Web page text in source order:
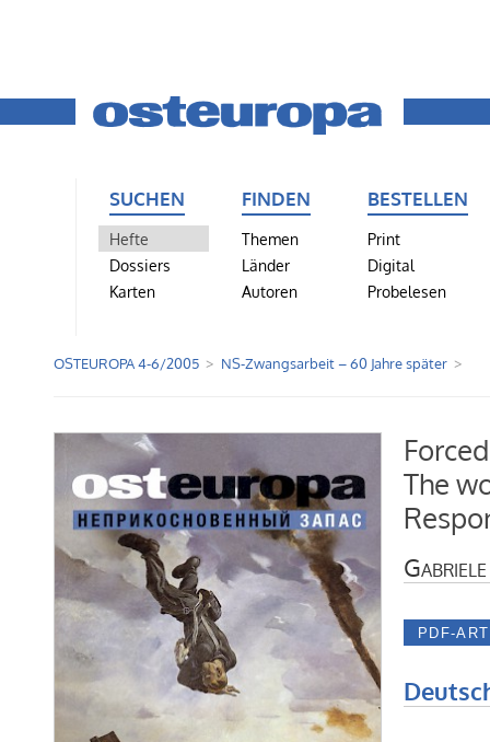
SUCHEN
Hefte
Dossiers
Karten
FINDEN
Themen
Länder
Autoren
BESTELLEN
Print
Digital
Probelesen
OSTEUROPA 4-6/2005 NS-Zwangsarbeit – 60 Jahre später
The